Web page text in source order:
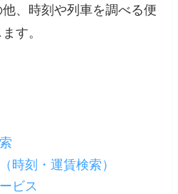
、時刻や列車を調べる便
す。
時刻・運賃検索）
ビス